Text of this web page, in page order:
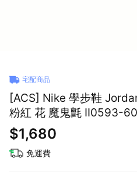
宅配商品
[ACS] Nike 學步鞋
粉紅 花 魔鬼氈 II0593-
$1,680
免運費